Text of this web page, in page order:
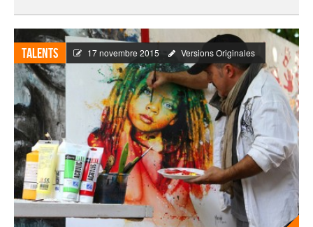
Talents 17 novembre 2015 Versions Originales